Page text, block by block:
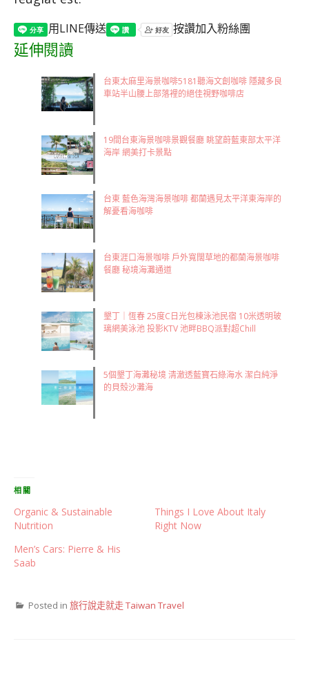
用LINE傳送 按讚加入粉絲團
延伸閱讀
台東太麻里海景咖啡5181聽海文創咖啡 隱藏多良
車站半山腰上部落裡的絕佳視野咖啡店
19間台東海景咖啡景觀餐廳 眺望蔚藍東部太平洋
海岸 網美打卡景點
台東 藍色海灣海景咖啡 都蘭遇見太平洋東海岸的
解憂看海咖啡
台東涯口海景咖啡 戶外寬闊草地的都蘭海景咖啡
餐廳 秘境海灘通道
墾丁｜恆春 25度C日光包棟泳池民宿 10米透明玻
璃網美泳池 投影KTV 池畔BBQ派對超Chill
5個墾丁海灘秘境 清澈透藍寶石綠海水 潔白純淨
的貝殼沙灘海
相關
Organic & Sustainable
Nutrition
Things I Love About Italy
Right Now
Men’s Cars: Pierre & His
Saab
Posted in 旅行說走就走 Taiwan Travel